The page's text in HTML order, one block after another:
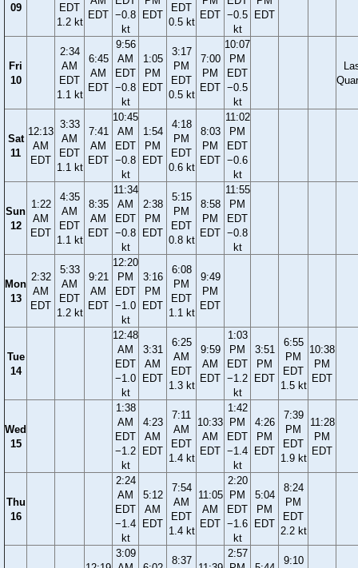
09
EDT
1.2 kt
EDT −0.8
kt
EDT
EDT
0.5 kt
EDT −0.5
kt
EDT
Fri
10
2:34
AM
EDT
1.1 kt
6:45
AM
EDT
9:56
AM
EDT
−0.8
kt
1:05
PM
EDT
3:17
PM
EDT
0.5 kt
7:00
PM
EDT
10:07
PM
EDT
−0.5
kt
Sat
11
12:13
AM
EDT
3:33
AM
EDT
1.1 kt
7:41
AM
EDT
10:45
AM
EDT
−0.8
kt
1:54
PM
EDT
4:18
PM
EDT
0.6 kt
8:03
PM
EDT
11:02
PM
EDT
−0.6
kt
Sun
12
1:22
AM
EDT
4:35
AM
EDT
1.1 kt
8:35
AM
EDT
11:34
AM
EDT
−0.8
kt
2:38
PM
EDT
5:15
PM
EDT
0.8 kt
8:58
PM
EDT
11:55
PM
EDT
−0.8
kt
Mon
13
2:32
AM
EDT
5:33
AM
EDT
1.2 kt
9:21
AM
EDT
12:20
PM
EDT
−1.0
kt
3:16
PM
EDT
6:08
PM
EDT
1.1 kt
9:49
PM
EDT
Tue
14
12:48
AM
EDT
−1.0
kt
3:31
AM
EDT
6:25
AM
EDT
1.3 kt
9:59
AM
EDT
1:03
PM
EDT
−1.2
kt
3:51
PM
EDT
6:55
PM
EDT
1.5 kt
10:38
PM
EDT
Wed
15
1:38
AM
EDT
−1.2
kt
4:23
AM
EDT
7:11
AM
EDT
1.4 kt
10:33
AM
EDT
1:42
PM
EDT
−1.4
kt
4:26
PM
EDT
7:39
PM
EDT
1.9 kt
11:28
PM
EDT
Thu
16
2:24
AM
EDT
−1.4
kt
5:12
AM
EDT
7:54
AM
EDT
1.4 kt
11:05
AM
EDT
2:20
PM
EDT
−1.6
kt
5:04
PM
EDT
8:24
PM
EDT
2.2 kt
3:09
8:37
2:57
9:10